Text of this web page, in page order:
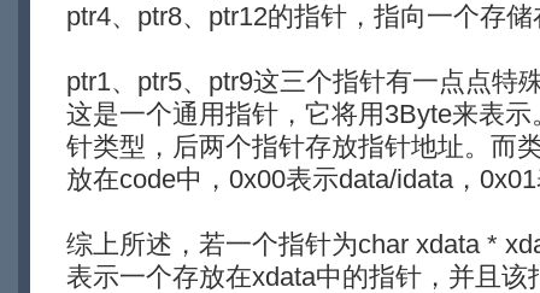
ptr4、ptr8、ptr12的指针，指向一个存
ptr1、ptr5、ptr9这三个指针有一点点特
这是一个通用指针，它将用3Byte来表
针类型，后两个指针存放指针地址。而
放在code中，0x00表示data/idata，
综上所述，若一个指针为char xdata *
表示一个存放在xdata中的指针，并且该